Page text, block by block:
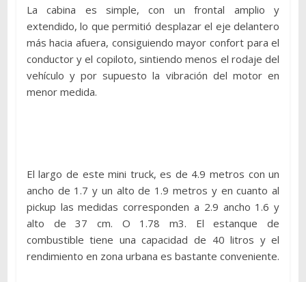
La cabina es simple, con un frontal amplio y
extendido, lo que permitió desplazar el eje delantero
más hacia afuera, consiguiendo mayor confort para el
conductor y el copiloto, sintiendo menos el rodaje del
vehículo y por supuesto la vibración del motor en
menor medida.
El largo de este mini truck, es de 4.9 metros con un
ancho de 1.7 y un alto de 1.9 metros y en cuanto al
pickup las medidas corresponden a 2.9 ancho 1.6 y
alto de 37 cm. O 1.78 m3. El estanque de
combustible tiene una capacidad de 40 litros y el
rendimiento en zona urbana es bastante conveniente.